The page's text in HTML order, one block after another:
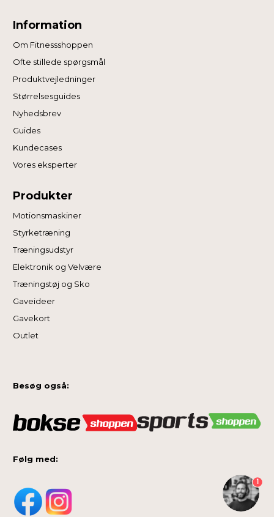
Information
Om Fitnessshoppen
Ofte stillede spørgsmål
Produktvejledninger
Størrelsesguides
Nyhedsbrev
Guides
Kundecases
Vores eksperter
Produkter
Motionsmaskiner
Styrketræning
Træningsudstyr
Elektronik og Velvære
Træningstøj og Sko
Gaveideer
Gavekort
Outlet
Besøg også:
Følg med:
1